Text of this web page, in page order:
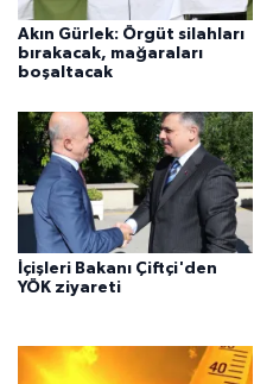
Akın Gürlek: Örgüt silahları
bırakacak, mağaraları
boşaltacak
İçişleri Bakanı Çiftçi'den
YÖK ziyareti